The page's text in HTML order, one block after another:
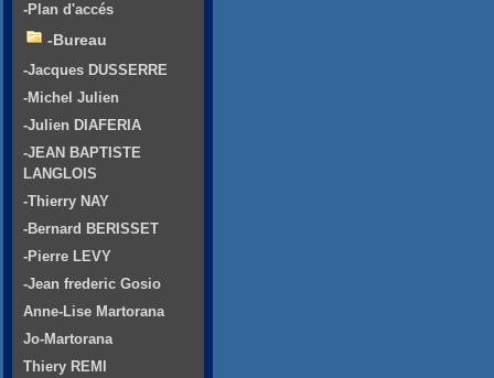
-Plan d'accés
-Bureau
-Jacques DUSSERRE
-Michel Julien
-Julien DIAFERIA
-JEAN BAPTISTE
LANGLOIS
-Thierry NAY
-Bernard BERISSET
-Pierre LEVY
-Jean frederic Gosio
Anne-Lise Martorana
Jo-Martorana
Thiery REMI